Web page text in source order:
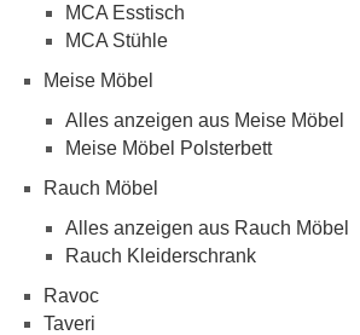
MCA Esstisch
MCA Stühle
Meise Möbel
Alles anzeigen aus Meise Möbel
Meise Möbel Polsterbett
Rauch Möbel
Alles anzeigen aus Rauch Möbel
Rauch Kleiderschrank
Ravoc
Taveri